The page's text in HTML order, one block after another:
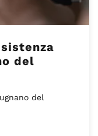
del
del